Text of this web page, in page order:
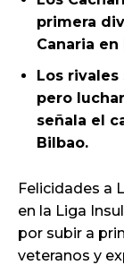
primera
Canaria
Los
pero
señala el
Bilbao.
Felicidades a
en la Liga
por subir a
veteranos y